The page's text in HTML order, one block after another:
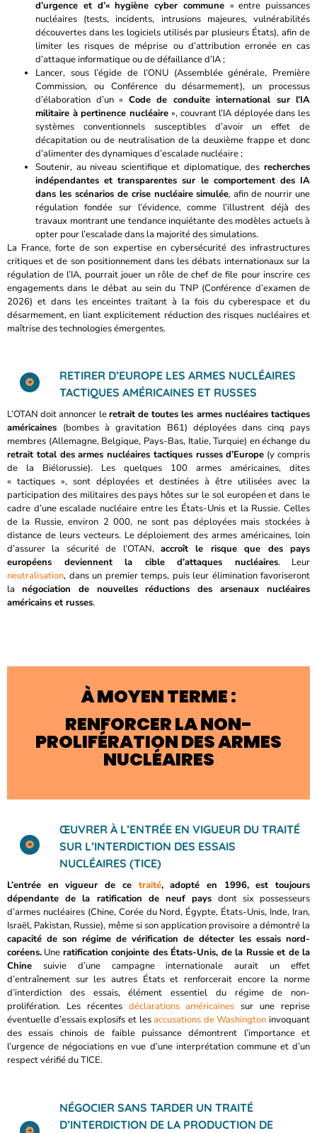
d’urgence et d’« hygiène cyber commune » entre puissances
nucléaires (tests, incidents, intrusions majeures, vulnérabilités
découvertes dans les logiciels utilisés par plusieurs États), afin de
limiter les risques de méprise ou d’attribution erronée en cas
d’attaque informatique ou de défaillance d’IA ;
Lancer, sous l’égide de l’ONU (Assemblée générale, Première
Commission, ou Conférence du désarmement), un processus
d’élaboration d’un « Code de conduite international sur l’IA
militaire à pertinence nucléaire», couvrant l’IA déployée dans les
systèmes conventionnels susceptibles d’avoir un effet de
décapitation ou de neutralisation de la deuxième frappe et donc
d’alimenter des dynamiques d’escalade nucléaire ;
Soutenir, au niveau scientifique et diplomatique, des recherches
indépendantes et transparentes sur le comportement des IA
dans les scénarios de crise nucléaire simulée, afin de nourrir une
régulation fondée sur l’évidence, comme l’illustrent déjà des
travaux montrant une tendance inquiétante des modèles actuels à
opter pour l’escalade dans la majorité des simulations.
La France, forte de son expertise en cybersécurité des infrastructures
critiques et de son positionnement dans les débats internationaux sur la
régulation de l’IA, pourrait jouer un rôle de chef de file pour inscrire ces
engagements dans le débat au sein du TNP (Conférence d’examen de
2026) et dans les enceintes traitant à la fois du cyberespace et du
désarmement, en liant explicitement réduction des risques nucléaires et
maîtrise des technologies émergentes.
RETIRER D’EUROPE LES ARMES NUCLÉAIRES
TACTIQUES AMÉRICAINES ET RUSSES
L’OTAN doit annoncer leretrait de toutes les armes nucléaires tactiques
américaines (bombes à gravitation B61) déployées dans cinq pays
membres (Allemagne, Belgique, Pays-Bas, Italie, Turquie) en échange du
retrait total des armes nucléaires tactiques russes d’Europe (y compris
de la Biélorussie). Les quelques 100 armes américaines, dites
« tactiques », sont déployées et destinées à être utilisées avec la
participation des militaires des pays hôtes sur le sol européen et dans le
cadre d’une escalade nucléaire entre les États-Unis et la Russie. Celles
de la Russie, environ 2 000, ne sont pas déployées mais stockées à
distance de leurs vecteurs. Le déploiement des armes américaines, loin
d’assurer la sécurité de l’OTAN, accroît le risque que des pays
européens deviennent la cible d’attaques nucléaires. Leur
neutralisation, dans un premier temps, puis leur élimination favoriseront
la négociation de nouvelles réductions des arsenaux nucléaires
américains et russes.
À MOYEN TERME :
RENFORCER LA NON-
PROLIFÉRATION DES ARMES
NUCLÉAIRES
ŒUVRER À L’ENTRÉE EN VIGUEUR DU TRAITÉ
SUR L’INTERDICTION DES ESSAIS
NUCLÉAIRES (TICE)
L’entrée en vigueur de ce traité, adopté en 1996, est toujours
dépendante de la ratification de neuf pays dont six possesseurs
d’armes nucléaires (Chine, Corée du Nord, Égypte, États-Unis, Inde, Iran,
Israël, Pakistan, Russie), même si son application provisoire a démontré la
capacité de son régime de vérification de détecter les essais nord-
coréens. Une ratification conjointe des États-Unis, de la Russie et de la
Chine suivie d’une campagne internationale aurait un effet
d’entraînement sur les autres États et renforcerait encore la norme
d’interdiction des essais, élément essentiel du régime de non-
prolifération. Les récentes déclarations américaines sur une reprise
éventuelle d’essais explosifs et lesaccusations de Washington invoquant
des essais chinois de faible puissance démontrent l’importance et
l’urgence de négociations en vue d’une interprétation commune et d’un
respect vérifié du TICE.
NÉGOCIER SANS TARDER UN TRAITÉ
D’INTERDICTION DE LA PRODUCTION DE